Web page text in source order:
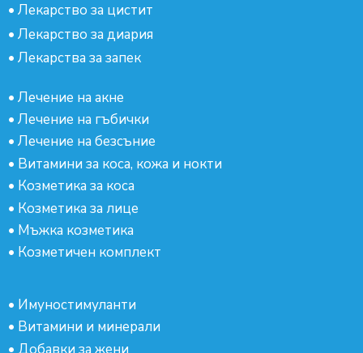
• Лекарство за цистит
• Лекарство за диария
• Лекарства за запек
• Лечение на акне
• Лечение на гъбички
• Лечение на безсъние
• Витамини за коса, кожа и нокти
• Козметика за коса
• Козметика за лице
• Мъжка козметика
• Козметичен комплект
• Имуностимуланти
• Витамини и минерали
• Добавки за жени